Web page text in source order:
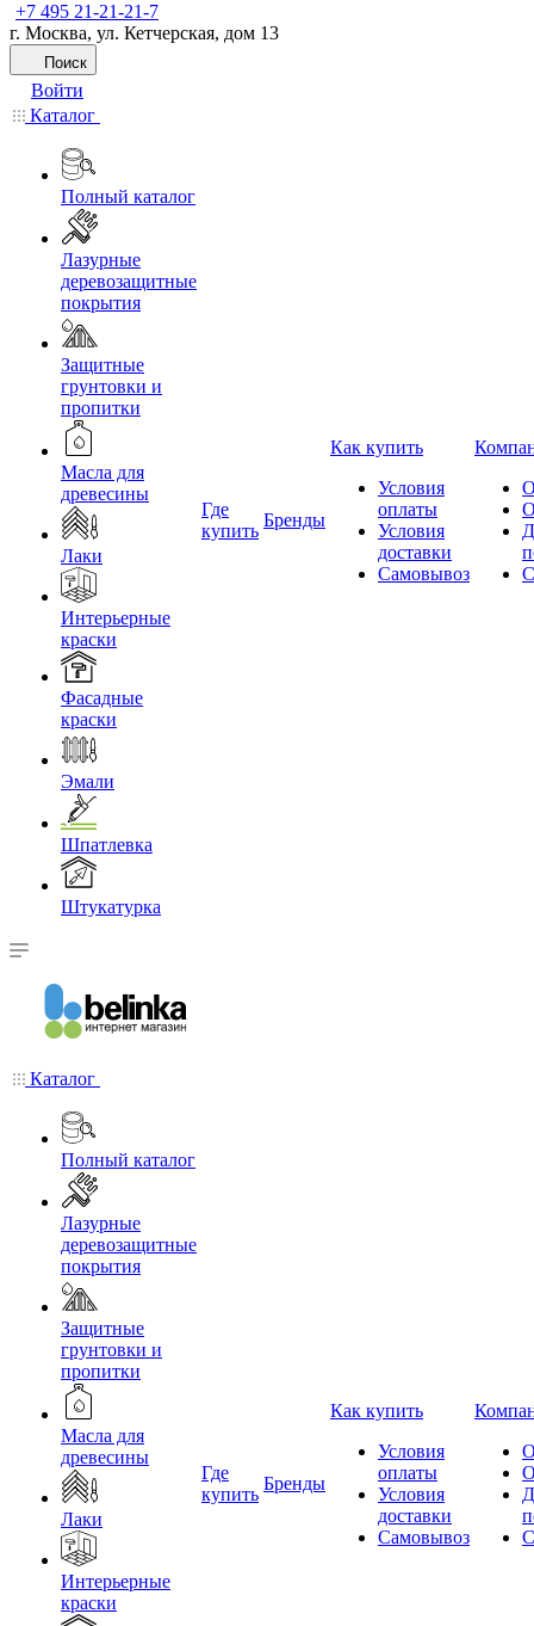
+7 495 21-21-21-7
г. Москва, ул. Кетчерская, дом 13
Поиск
Войти
Каталог
Полный каталог
Лазурные
деревозащитные
покрытия
Защитные
грунтовки и
пропитки
Масла для
древесины
Лаки
Интерьерные
краски
Фасадные
краски
Эмали
Шпатлевка
Штукатурка
Где
купить
Бренды
Как купить
Условия
оплаты
Условия
доставки
Самовывоз
Каталог
Полный каталог
Лазурные
деревозащитные
покрытия
Защитные
грунтовки и
пропитки
Масла для
древесины
Лаки
Интерьерные
краски
Где
купить
Бренды
Как купить
Условия
оплаты
Условия
доставки
Самовывоз